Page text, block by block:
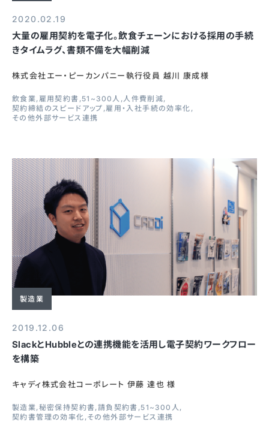
2020.02.19
大量の雇用契約を電子化。飲食チェーンにおける採用の手続
きタイムラグ、書類不備を大幅削減
株式会社エー・ピーカンパニー執行役員 越川 康成様
飲食業 雇用契約書 51~300人
人件費削減
契約締結のスピードアップ 雇用・入社手続の効率化
その他外部サービス連携
製造業
2019.12.06
SlackとHubbleとの連携機能を活用し電子契約ワークフロー
を構築
キャディ株式会社コーポレート 伊藤 達也 様
製造業 秘密保持契約書 請負契約書 51~300人
契約書管理の効率化 その他外部サービス連携